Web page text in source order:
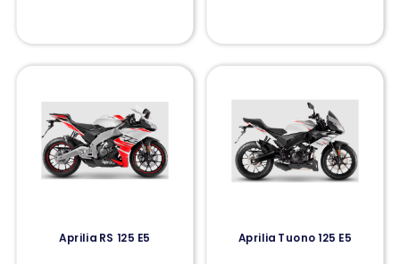
Aprilia RS 125 E5 Aprilia Tuono 125 E5